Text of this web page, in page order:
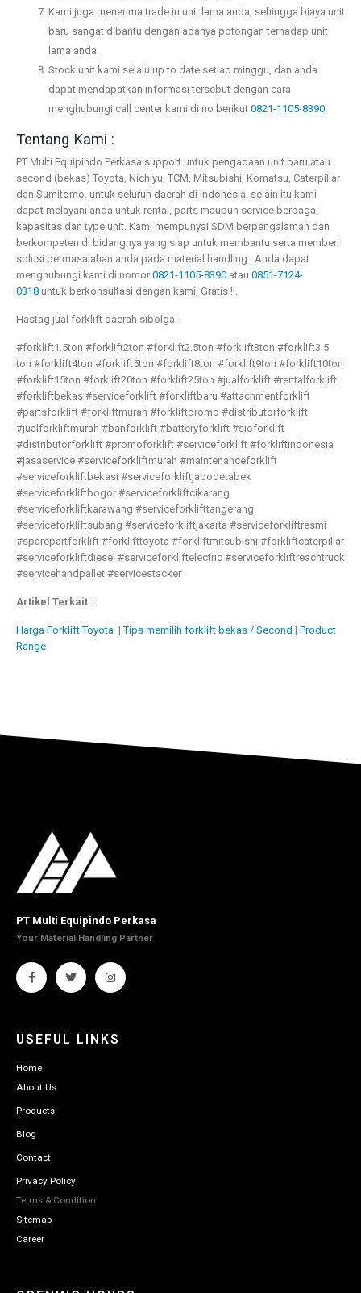
Kami juga menerima trade in unit lama anda, sehingga biaya unit
baru sangat dibantu dengan adanya potongan terhadap unit
lama anda.
Stock unit kami selalu up to date setiap minggu, dan anda
dapat mendapatkan informasi tersebut dengan cara
menghubungi call center kami di no berikut 0821-1105-8390.
Tentang Kami :
PT Multi Equipindo Perkasa support untuk pengadaan unit baru atau
second (bekas) Toyota, Nichiyu, TCM, Mitsubishi, Komatsu, Caterpillar
dan Sumitomo. untuk seluruh daerah di Indonesia. selain itu kami
dapat melayani anda untuk rental, parts maupun service berbagai
kapasitas dan type unit. Kami mempunyai SDM berpengalaman dan
berkompeten di bidangnya yang siap untuk membantu serta memberi
solusi permasalahan anda pada material handling. Anda dapat
menghubungi kami di nomor 0821-1105-8390 atau 0851-7124-
0318 untuk berkonsultasi dengan kami, Gratis !!.
Hastag jual forklift daerah sibolga:
#forklift1.5ton #forklift2ton #forklift2.5ton #forklift3ton #forklift3.5
ton #forklift4ton #forklift5ton #forklift8ton #forklift9ton #forklift10ton
#forklift15ton #forklift20ton #forklift25ton #jualforklift #rentalforklift
#forkliftbekas #serviceforklift #forkliftbaru #attachmentforklift
#partsforklift #forkliftmurah #forkliftpromo #distributorforklift
#jualforkliftmurah #banforklift #batteryforklift #sioforklift
#distributorforklift #promoforklift #serviceforklift #forkliftindonesia
#jasaservice #serviceforkliftmurah #maintenanceforklift
#serviceforkliftbekasi #serviceforkliftjabodetabek
#serviceforkliftbogor #serviceforkliftcikarang
#serviceforkliftkarawang #serviceforklifttangerang
#serviceforkliftsubang #serviceforkliftjakarta #serviceforkliftresmi
#sparepartforklift #forklifttoyota #forkliftmitsubishi #forkliftcaterpillar
#serviceforkliftdiesel #serviceforkliftelectric #serviceforkliftreachtruck
#servicehandpallet #servicestacker
Artikel Terkait :
Harga Forklift Toyota |Tips memilih forklift bekas / Second | Product
Range
PT Multi Equipindo Perkasa
Your Material Handling Partner
USEFUL LINKS
Home
About Us
Products
Blog
Contact
Privacy Policy
Terms & Condition
Sitemap
Career